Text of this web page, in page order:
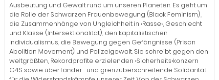
Ausbeutung und Gewalt rund um unseren Planeten. Es geht um
die Rolle der Schwarzen Frauenbewegung (Black Feminism),
die Zusammenhänge von Ungleichheit in ›Rasse‹, Geschlecht
und Klasse (Intersektionalität), den kapitalistischen
Individualismus, die Bewegung gegen Gefängnisse (Prison
Abolition Movement) und Polizeigewalt. Sie schreibt gegen den
weltgrößten, Rekordprofite erzielenden ›Sicherheits‹konzern
G4S sowie über länder- und grenzüberschreitende Solidarität